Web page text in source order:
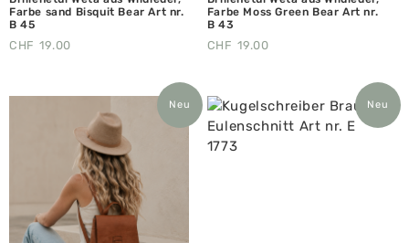
Farbe sand Bisquit Bear Art nr.
B 45
CHF 19.00
Farbe Moss Green Bear Art nr.
B 43
CHF 19.00
Neu Neu